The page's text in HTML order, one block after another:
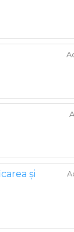
şi